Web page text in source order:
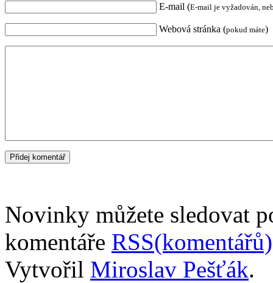
E-mail (E-mail je vyžadován,
Webová stránka (pokud máte)
Novinky můžete sledovat
komentáře RSS(komentářů)
Vytvořil Miroslav Pešťák.